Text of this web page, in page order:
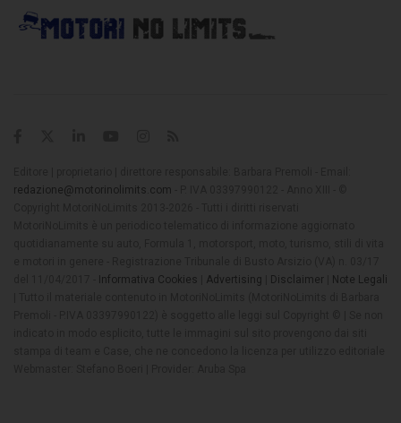
redazione@motorinolimits.com
Informativa Cookies Advertising Disclaimer
Note Legali